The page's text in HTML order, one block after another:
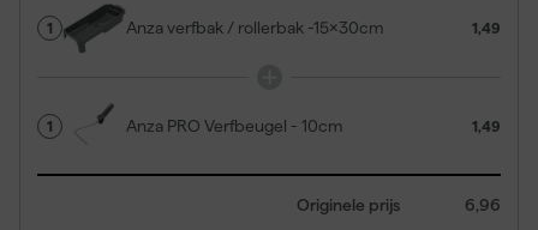
1 Anza verfbak / rollerbak -15x30cm 1,49
1 Anza PRO Verfbeugel - 10cm 1,49
Originele prijs 6,96